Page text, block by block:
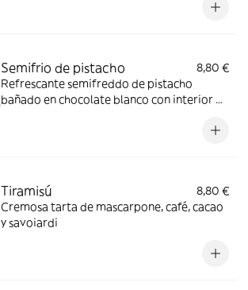
Semifrio de pistacho
8,80 €
Refrescante semifreddo de pistacho
bañado en chocolate blanco con interior de
Tiramisú
8,80 €
Cremosa tarta de mascarpone, café, cacao
y savoiardi